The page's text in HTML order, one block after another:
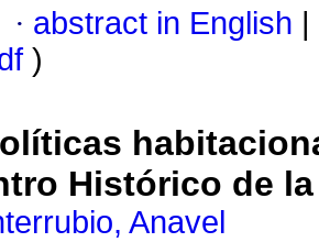
· abstract in English
)
Histórico de
Anavel